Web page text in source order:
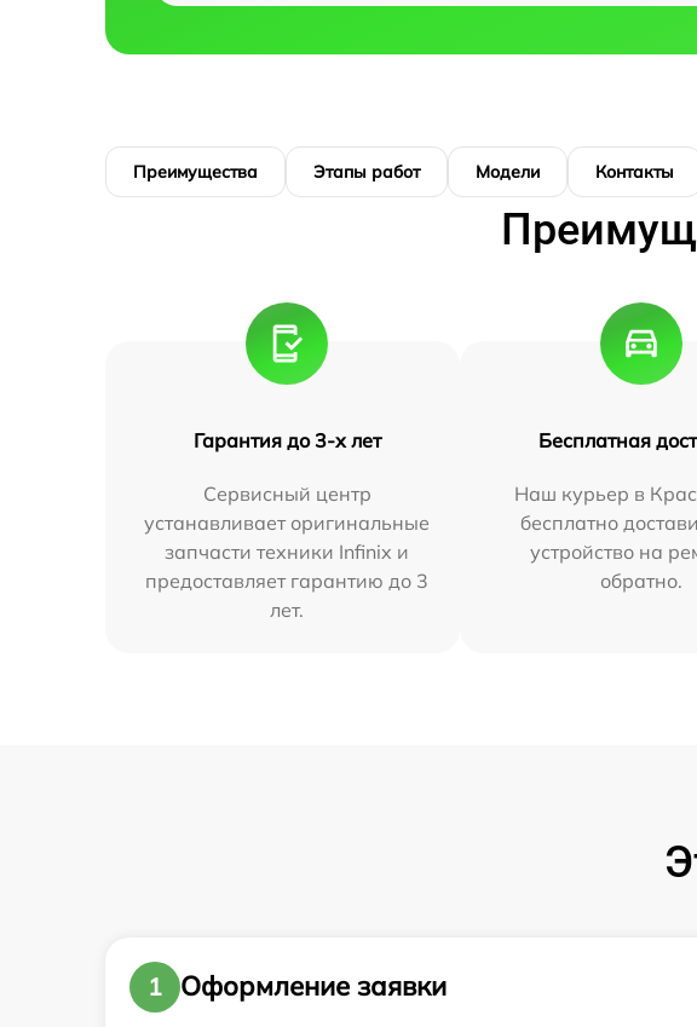
Преимущества Этапы работ Модели Контакты
Гарантия до 3-х лет
Сервисный центр
устанавливает оригинальные
запчасти техники Infinix и
предоставляет гарантию до 3
лет.
Бесплатная
Наш курьер в
бесплатно
устройство на
обратно.
1
Оформление заявки